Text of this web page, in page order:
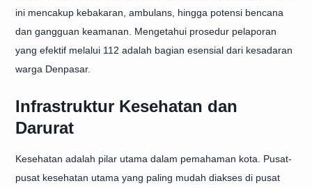
ini mencakup kebakaran, ambulans, hingga potensi bencana
dan gangguan keamanan. Mengetahui prosedur pelaporan
yang efektif melalui 112 adalah bagian esensial dari kesadaran
warga Denpasar.
Infrastruktur Kesehatan dan
Darurat
Kesehatan adalah pilar utama dalam pemahaman kota. Pusat-
pusat kesehatan utama yang paling mudah diakses di pusat